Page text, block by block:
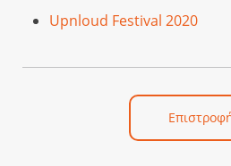
Upnloud Festival 2020